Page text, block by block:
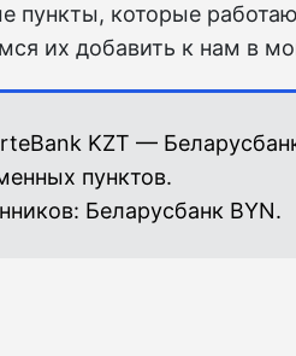
пункты, которые
их добавить к нам в
KZT —
пунктов.
Беларусбанк BYN.